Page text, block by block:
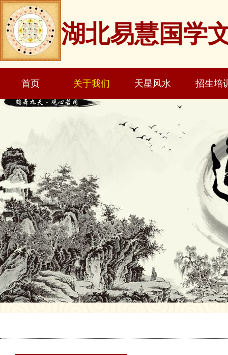
湖北易慧国学
首页 关于我们 天星风水 招生培